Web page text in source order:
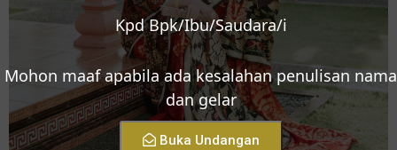
Kpd Bpk/Ibu/Saudara/i
Mohon maaf apabila ada kesalahan penulisan nama
dan gelar
Buka Undangan